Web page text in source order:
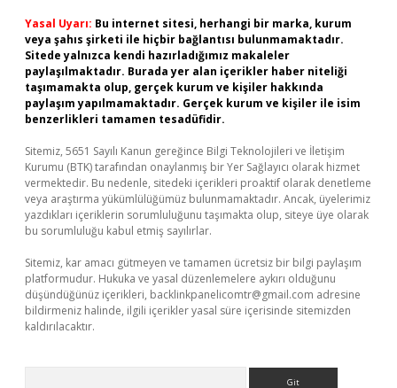
Yasal Uyarı: Bu internet sitesi, herhangi bir marka, kurum
veya şahıs şirketi ile hiçbir bağlantısı bulunmamaktadır.
Sitede yalnızca kendi hazırladığımız makaleler
paylaşılmaktadır. Burada yer alan içerikler haber niteliği
taşımamakta olup, gerçek kurum ve kişiler hakkında
paylaşım yapılmamaktadır. Gerçek kurum ve kişiler ile isim
benzerlikleri tamamen tesadüfidir.
Sitemiz, 5651 Sayılı Kanun gereğince Bilgi Teknolojileri ve İletişim
Kurumu (BTK) tarafından onaylanmış bir Yer Sağlayıcı olarak hizmet
vermektedir. Bu nedenle, sitedeki içerikleri proaktif olarak denetleme
veya araştırma yükümlülüğümüz bulunmamaktadır. Ancak, üyelerimiz
yazdıkları içeriklerin sorumluluğunu taşımakta olup, siteye üye olarak
bu sorumluluğu kabul etmiş sayılırlar.
Sitemiz, kar amacı gütmeyen ve tamamen ücretsiz bir bilgi paylaşım
platformudur. Hukuka ve yasal düzenlemelere aykırı olduğunu
düşündüğünüz içerikleri, backlinkpanelicomtr@gmail.com adresine
bildirmeniz halinde, ilgili içerikler yasal süre içerisinde sitemizden
kaldırılacaktır.